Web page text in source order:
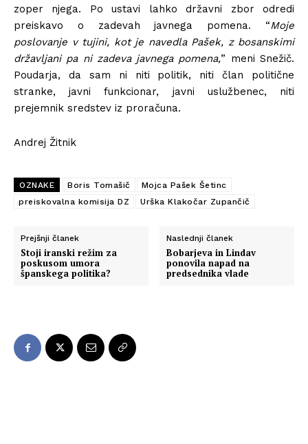
zoper njega. Po ustavi lahko državni zbor odredi
preiskavo o zadevah javnega pomena. “Moje
poslovanje v tujini, kot je navedla Pašek, z bosanskimi
državljani pa ni zadeva javnega pomena,” meni Snežič.
Poudarja, da sam ni niti politik, niti član politične
stranke, javni funkcionar, javni uslužbenec, niti
prejemnik sredstev iz proračuna.
Andrej Žitnik
OZNAKE Boris Tomašič
Mojca Pašek Šetinc
preiskovalna komisija DZ
Urška Klakočar Zupančič
Prejšnji članek
Stoji iranski režim za
poskusom umora
španskega politika?
Naslednji članek
Bobarjeva in Lindav
ponovila napad na
predsednika vlade